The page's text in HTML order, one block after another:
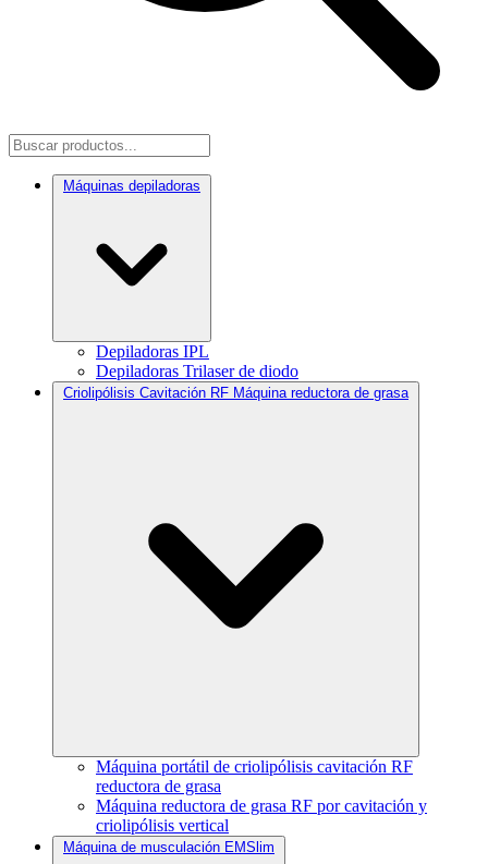
Máquinas depiladoras
Depiladoras IPL
Depiladoras Trilaser de diodo
Criolipólisis Cavitación RF Máquina reductora de grasa
Máquina portátil de criolipólisis cavitación RF
reductora de grasa
Máquina reductora de grasa RF por cavitación y
criolipólisis vertical
Máquina de musculación EMSlim